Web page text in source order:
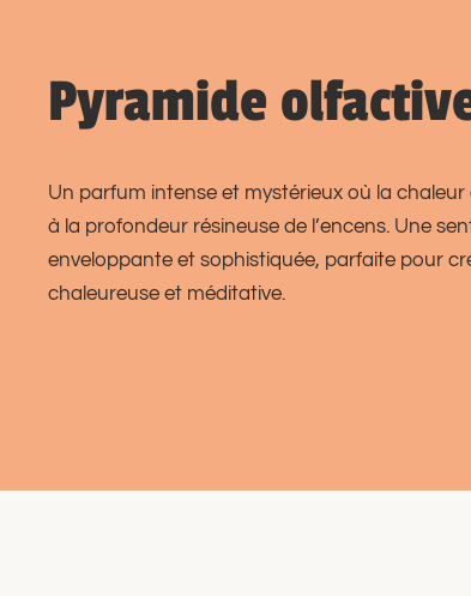
Pyramide
Un parfum intense et mystérieux où la chaleur
à la profondeur résineuse de l’encens. Une
enveloppante et sophistiquée, parfaite pour
chaleureuse et méditative.